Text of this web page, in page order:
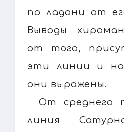
по ладони от
Выводы
от того,
эти линии и
они выражены.
От среднего
линия